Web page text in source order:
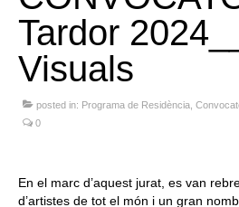
Queda’t amb nosaltres
Arxiu
Contacte
Tardor
Visuals
posted in: Programa de Residència
0
En el marc d’aquest jurat, es van
d’artistes de tot el món i un gran